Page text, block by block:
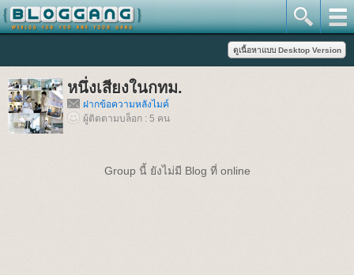
หนึ่งเสียงในกทม.
ฝากข้อความหลังไมค์
ผู้ติดตามบล็อก : 5 คน
Group นี้ ยังไม่มี Blog ที่ online